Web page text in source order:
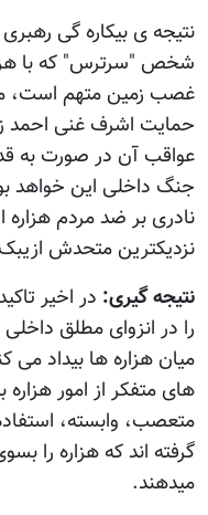
نتیجه ی بیکاره گی
شخص "سرترس" که با
غصب زمین متهم است، می
حمایت اشرف غنی
عواقب آن در صورت به
جنگ داخلی این خواهد
نادری بر ضد مردم
نزدیکترین متحدش
نتیجه گیری: در اخیر
را در انزوای مطلق
میان هزاره ها بیداد می
های متفکر از امور هزاره
متعصب، وابسته،
گرفته اند که هزاره را
میدهند.